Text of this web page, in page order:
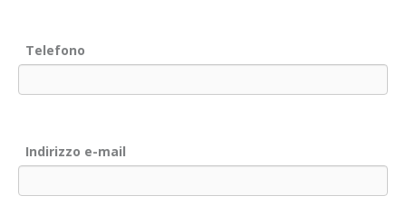
Telefono
Indirizzo e-mail